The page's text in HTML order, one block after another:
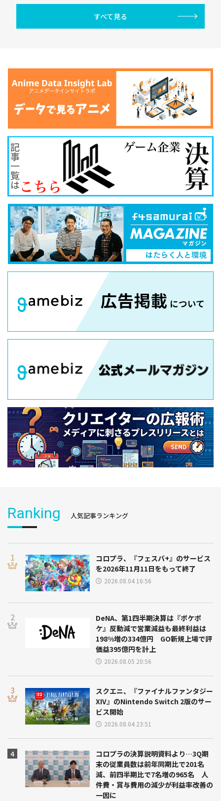
すべて見る
Ranking 人気記事ランキング
コロプラ、『フェスバ+』のサービス
を2026年11月11日をもって終了
2026.08.04 16:56
DeNA、第1四半期決算は『ポケポ
ケ』反動減で営業減益も最終利益は
198%増の334億円 GO新規上場で評
価益395億円を計上
2026.08.05 20:56
スクエニ、『ファイナルファンタジー
XIV』のNintendo Switch 2版のサー
ビス開始
2026.08.04 23:51
コロプラの決算説明資料より…3Q期
末の従業員数は前年同期比で201名
減、前四半期比で7名増の965名 人
件費・賞与費用の減少が利益率改善の
一因に